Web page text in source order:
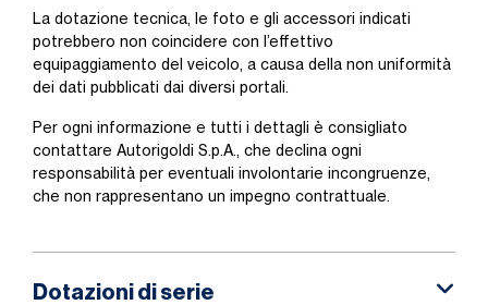
La dotazione tecnica, le foto e gli accessori indicati
potrebbero non coincidere con l’effettivo
equipaggiamento del veicolo, a causa della non uniformità
dei dati pubblicati dai diversi portali.
Per ogni informazione e tutti i dettagli è consigliato
contattare Autorigoldi S.p.A., che declina ogni
responsabilità per eventuali involontarie incongruenze,
che non rappresentano un impegno contrattuale.
Dotazioni di serie